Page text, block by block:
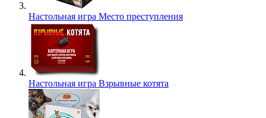
Настольная игра Место преступления
Настольная игра Взрывные котята